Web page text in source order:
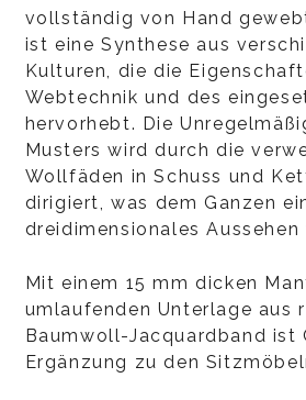
vollständig von Hand
ist eine Synthese aus
Kulturen, die die
Webtechnik und des
hervorhebt. Die
Musters wird durch die
Wollfäden in Schuss und
dirigiert, was dem Ganzen
dreidimensionales Aussehen
Mit einem 15 mm dicken
umlaufenden Unterlage aus
Baumwoll-Jacquardband ist
Ergänzung zu den